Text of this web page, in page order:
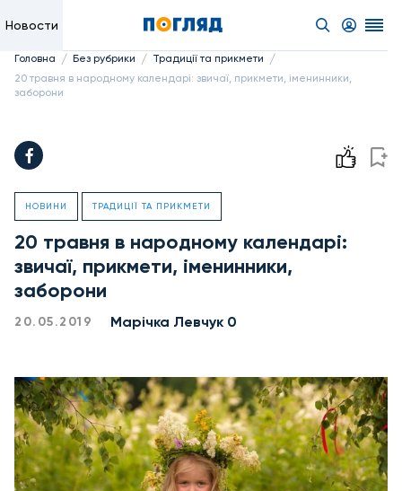
Новости
Головна / Без рубрики / Традиції та прикмети /
20 травня в народному календарі: звичаї, прикмети, іменинники,
заборони
НОВИНИ ТРАДИЦІЇ ТА ПРИКМЕТИ
20 травня в народному календарі:
звичаї, прикмети, іменинники,
заборони
20.05.2019 Марічка Левчук 0